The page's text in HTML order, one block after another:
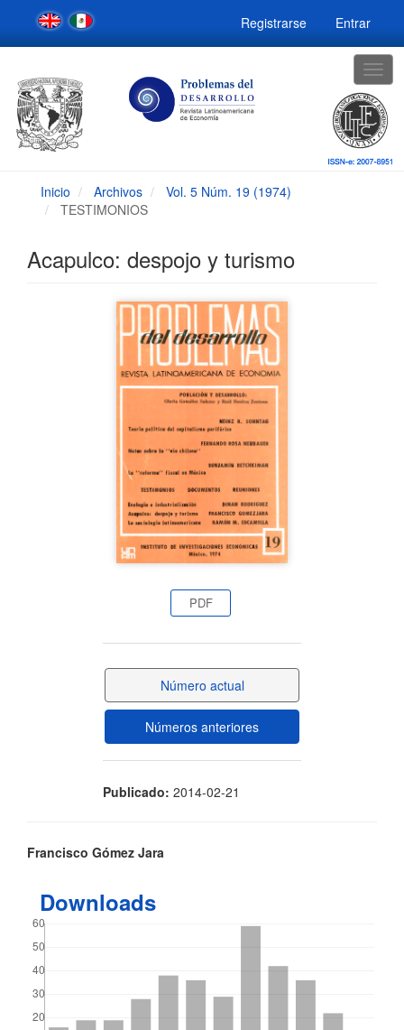
Navegación
principal
Contenido
Barra
lateral
Registrarse Entrar
Inicio Archivos
Vol. 5 Núm. 19 (1974)
TESTIMONIOS
Acapulco: despojo y turismo
PDF
Número actual
Números anteriores
Publicado: 2014-02-21
Contenido
principal
del
artículo
Francisco Gómez Jara
Downloads